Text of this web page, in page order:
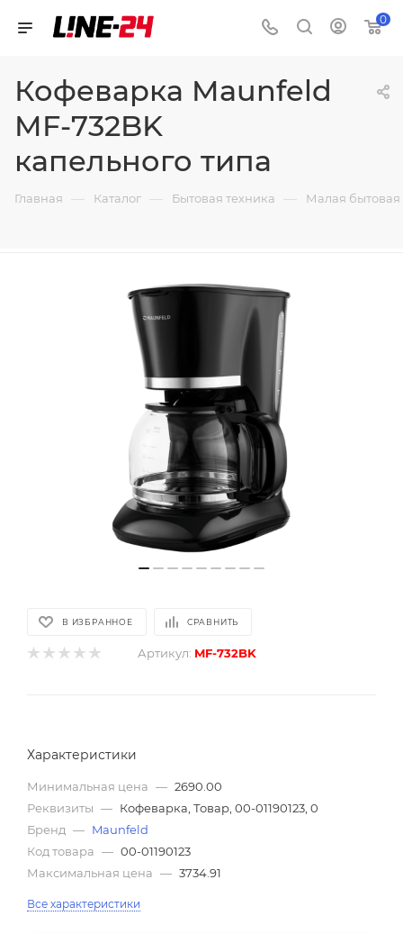
0
Кофеварка Maunfeld
MF-732BK
капельного типа
Главная — Каталог — Бытовая техника — Малая бытовая
В ИЗБРАННОЕ СРАВНИТЬ
Артикул: MF-732BK
Характеристики
Минимальная цена — 2690.00
Реквизиты — Кофеварка, Товар, 00-01190123, 0
Бренд — Maunfeld
Код товара — 00-01190123
Максимальная цена — 3734.91
Все характеристики